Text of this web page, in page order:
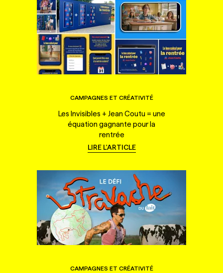
CAMPAGNES ET CRÉATIVITÉ
Les Invisibles + Jean Coutu = une
équation gagnante pour la
rentrée
LIRE L'ARTICLE
CAMPAGNES ET CRÉATIVITÉ